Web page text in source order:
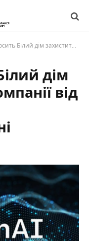
ШІ-компанії від регулювання на державному рівні
дім
від